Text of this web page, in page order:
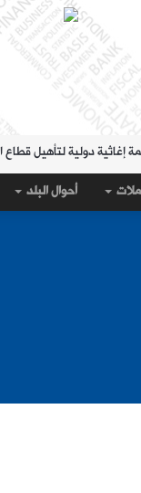
دولية لتأهيل قطاع
العملة في "المنطقة
الاستثمار
مقابل الدولار، مساء
أحوال البلد